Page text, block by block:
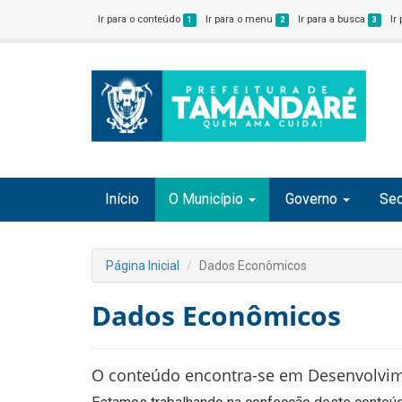
Ir para o conteúdo 1 Ir para o menu 2 Ir para a busca 3 Ir
Início O Município Governo
Página Inicial Dados Econômicos
Dados Econômicos
O conteúdo encontra-se em